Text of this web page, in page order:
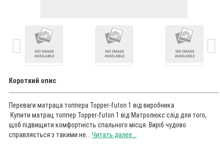
Короткий опис
Переваги матраца топпера Topper-futon 1 від виробника
Купити матрац топпер Topper-futon 1 від Матролюкс слід для того,
щоб підвищити комфортність спального місця. Виріб чудово
справляється з такими не... Читать далее...